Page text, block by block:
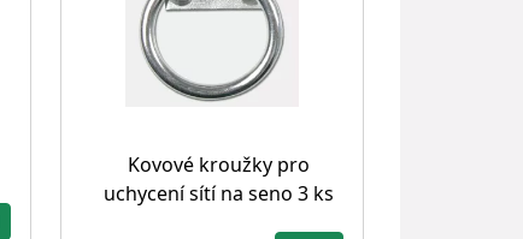
Kovové kroužky pro
uchycení sítí na seno 3 ks